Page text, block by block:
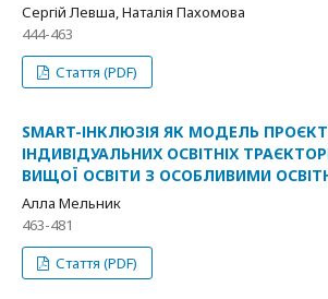
Сергій Левша, Наталія Пахомова
444-463
Стаття (PDF)
SMART-ІНКЛЮЗІЯ ЯК МОДЕЛЬ
ІНДИВІДУАЛЬНИХ ОСВІТНІХ
ВИЩОЇ ОСВІТИ З ОСОБЛИВИМИ
Алла Мельник
463-481
Стаття (PDF)